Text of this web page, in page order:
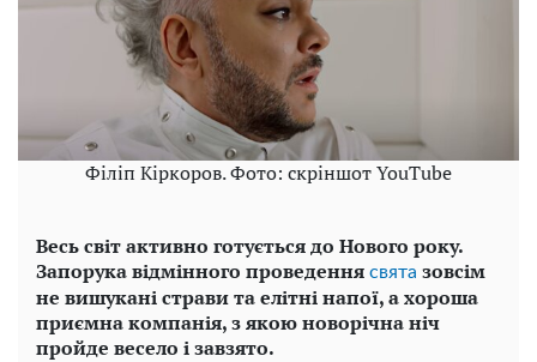
Філіп Кіркоров. Фото: скріншот YouTube
Весь світ активно готується до Нового року.
Запорука відмінного проведення свята зовсім
не вишукані страви та елітні напої, а хороша
приємна компанія, з якою новорічна ніч
пройде весело і завзято.